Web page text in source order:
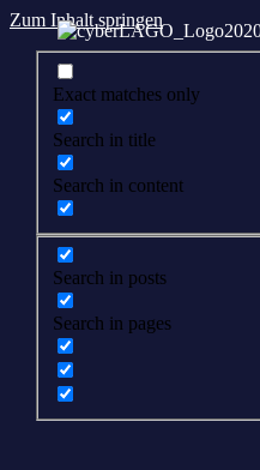
Zum Inhalt springen
Exact matches only
Search in title
Search in content
Search in posts
Search in pages